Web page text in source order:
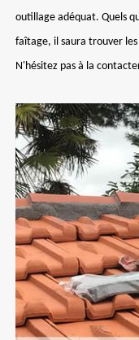
outillage adéquat. Quels
faîtage, il saura trouver
N'hésitez pas à la